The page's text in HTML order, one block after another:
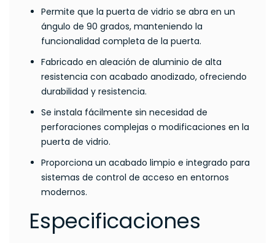
Permite que la puerta de vidrio se abra en un
ángulo de 90 grados, manteniendo la
funcionalidad completa de la puerta.
Fabricado en aleación de aluminio de alta
resistencia con acabado anodizado, ofreciendo
durabilidad y resistencia.
Se instala fácilmente sin necesidad de
perforaciones complejas o modificaciones en la
puerta de vidrio.
Proporciona un acabado limpio e integrado para
sistemas de control de acceso en entornos
modernos.
Especificaciones